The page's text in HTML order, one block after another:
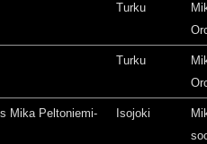
Turku
Turku
Mika Peltoniemi-
Isojoki